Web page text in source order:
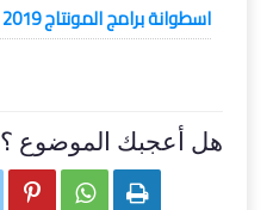
اسطوانة برامج المونتاج 2019 | الاصدار الثانى
هل أعجبك الموضوع ؟
  